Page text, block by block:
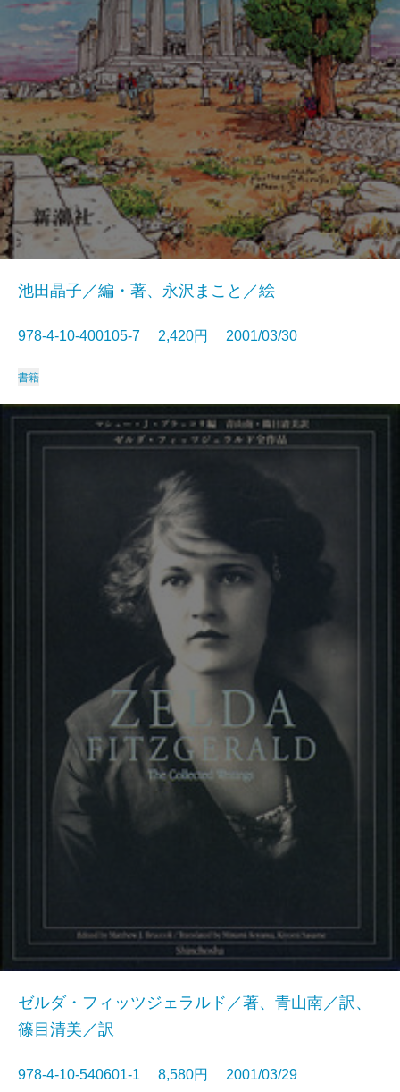
池田晶子／編・著、永沢まこと／絵
978-4-10-400105-7 2,420円 2001/03/30
書籍
ゼルダ・フィッツジェラルド／著、青山南／訳、
篠目清美／訳
978-4-10-540601-1 8,580円 2001/03/29